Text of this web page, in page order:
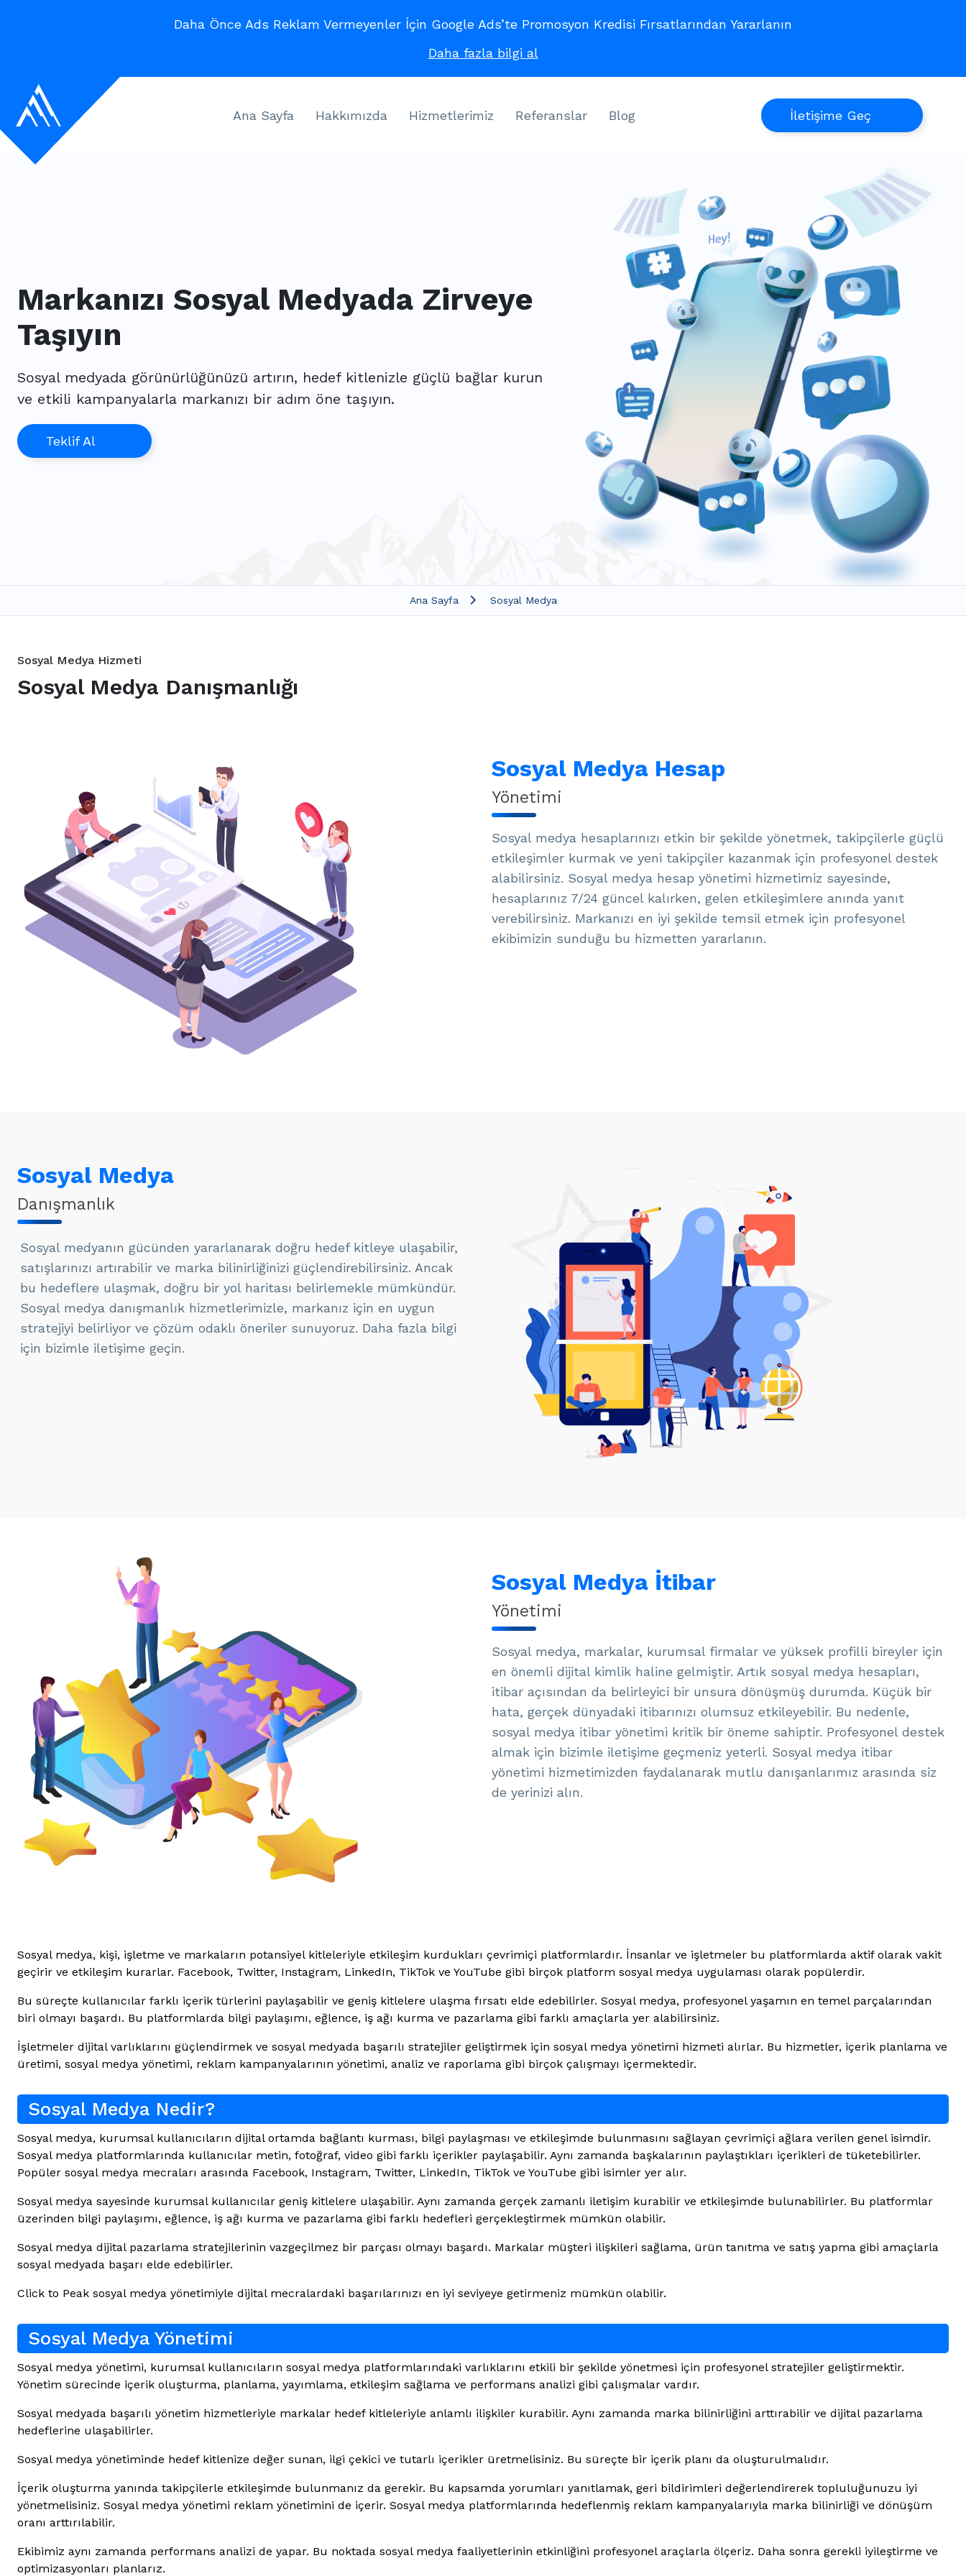
Daha Önce Ads Reklam Vermeyenler İçin Google Ads’te Promosyon Kredisi Fırsatlarından Yararlanın
Daha fazla bilgi al
Ana Sayfa Hakkımızda Hizmetlerimiz Referanslar Blog İletişime Geç
Markanızı Sosyal Medyada Zirveye
Taşıyın
Sosyal medyada görünürlüğünüzü artırın, hedef kitlenizle güçlü bağlar kurun
ve etkili kampanyalarla markanızı bir adım öne taşıyın.
Teklif Al
Ana Sayfa Sosyal Medya
Sosyal Medya Hizmeti
Sosyal Medya Danışmanlığı
Sosyal Medya Hesap
Yönetimi
Sosyal medya hesaplarınızı etkin bir şekilde yönetmek, takipçilerle güçlü
etkileşimler kurmak ve yeni takipçiler kazanmak için profesyonel destek
alabilirsiniz. Sosyal medya hesap yönetimi hizmetimiz sayesinde,
hesaplarınız 7/24 güncel kalırken, gelen etkileşimlere anında yanıt
verebilirsiniz. Markanızı en iyi şekilde temsil etmek için profesyonel
ekibimizin sunduğu bu hizmetten yararlanın.
Sosyal Medya
Danışmanlık
Sosyal medyanın gücünden yararlanarak doğru hedef kitleye ulaşabilir,
satışlarınızı artırabilir ve marka bilinirliğinizi güçlendirebilirsiniz. Ancak
bu hedeflere ulaşmak, doğru bir yol haritası belirlemekle mümkündür.
Sosyal medya danışmanlık hizmetlerimizle, markanız için en uygun
stratejiyi belirliyor ve çözüm odaklı öneriler sunuyoruz. Daha fazla bilgi
için bizimle iletişime geçin.
Sosyal Medya İtibar
Yönetimi
Sosyal medya, markalar, kurumsal firmalar ve yüksek profilli bireyler için
en önemli dijital kimlik haline gelmiştir. Artık sosyal medya hesapları,
itibar açısından da belirleyici bir unsura dönüşmüş durumda. Küçük bir
hata, gerçek dünyadaki itibarınızı olumsuz etkileyebilir. Bu nedenle,
sosyal medya itibar yönetimi kritik bir öneme sahiptir. Profesyonel destek
almak için bizimle iletişime geçmeniz yeterli. Sosyal medya itibar
yönetimi hizmetimizden faydalanarak mutlu danışanlarımız arasında siz
de yerinizi alın.
Sosyal medya, kişi, işletme ve markaların potansiyel kitleleriyle etkileşim kurdukları çevrimiçi platformlardır. İnsanlar ve işletmeler bu platformlarda aktif olarak vakit
geçirir ve etkileşim kurarlar. Facebook, Twitter, Instagram, LinkedIn, TikTok ve YouTube gibi birçok platform sosyal medya uygulaması olarak popülerdir.
Bu süreçte kullanıcılar farklı içerik türlerini paylaşabilir ve geniş kitlelere ulaşma fırsatı elde edebilirler. Sosyal medya, profesyonel yaşamın en temel parçalarından
biri olmayı başardı. Bu platformlarda bilgi paylaşımı, eğlence, iş ağı kurma ve pazarlama gibi farklı amaçlarla yer alabilirsiniz.
İşletmeler dijital varlıklarını güçlendirmek ve sosyal medyada başarılı stratejiler geliştirmek için sosyal medya yönetimi hizmeti alırlar. Bu hizmetler, içerik planlama ve
üretimi, sosyal medya yönetimi, reklam kampanyalarının yönetimi, analiz ve raporlama gibi birçok çalışmayı içermektedir.
Sosyal Medya Nedir?
Sosyal medya, kurumsal kullanıcıların dijital ortamda bağlantı kurması, bilgi paylaşması ve etkileşimde bulunmasını sağlayan çevrimiçi ağlara verilen genel isimdir.
Sosyal medya platformlarında kullanıcılar metin, fotoğraf, video gibi farklı içerikler paylaşabilir. Aynı zamanda başkalarının paylaştıkları içerikleri de tüketebilirler.
Popüler sosyal medya mecraları arasında Facebook, Instagram, Twitter, LinkedIn, TikTok ve YouTube gibi isimler yer alır.
Sosyal medya sayesinde kurumsal kullanıcılar geniş kitlelere ulaşabilir. Aynı zamanda gerçek zamanlı iletişim kurabilir ve etkileşimde bulunabilirler. Bu platformlar
üzerinden bilgi paylaşımı, eğlence, iş ağı kurma ve pazarlama gibi farklı hedefleri gerçekleştirmek mümkün olabilir.
Sosyal medya dijital pazarlama stratejilerinin vazgeçilmez bir parçası olmayı başardı. Markalar müşteri ilişkileri sağlama, ürün tanıtma ve satış yapma gibi amaçlarla
sosyal medyada başarı elde edebilirler.
Click to Peak sosyal medya yönetimiyle dijital mecralardaki başarılarınızı en iyi seviyeye getirmeniz mümkün olabilir.
Sosyal Medya Yönetimi
Sosyal medya yönetimi, kurumsal kullanıcıların sosyal medya platformlarındaki varlıklarını etkili bir şekilde yönetmesi için profesyonel stratejiler geliştirmektir.
Yönetim sürecinde içerik oluşturma, planlama, yayımlama, etkileşim sağlama ve performans analizi gibi çalışmalar vardır.
Sosyal medyada başarılı yönetim hizmetleriyle markalar hedef kitleleriyle anlamlı ilişkiler kurabilir. Aynı zamanda marka bilinirliğini arttırabilir ve dijital pazarlama
hedeflerine ulaşabilirler.
Sosyal medya yönetiminde hedef kitlenize değer sunan, ilgi çekici ve tutarlı içerikler üretmelisiniz. Bu süreçte bir içerik planı da oluşturulmalıdır.
İçerik oluşturma yanında takipçilerle etkileşimde bulunmanız da gerekir. Bu kapsamda yorumları yanıtlamak, geri bildirimleri değerlendirerek topluluğunuzu iyi
yönetmelisiniz. Sosyal medya yönetimi reklam yönetimini de içerir. Sosyal medya platformlarında hedeflenmiş reklam kampanyalarıyla marka bilinirliği ve dönüşüm
oranı arttırılabilir.
Ekibimiz aynı zamanda performans analizi de yapar. Bu noktada sosyal medya faaliyetlerinin etkinliğini profesyonel araçlarla ölçeriz. Daha sonra gerekli iyileştirme ve
optimizasyonları planlarız.